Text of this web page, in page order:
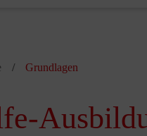
Grundlagen